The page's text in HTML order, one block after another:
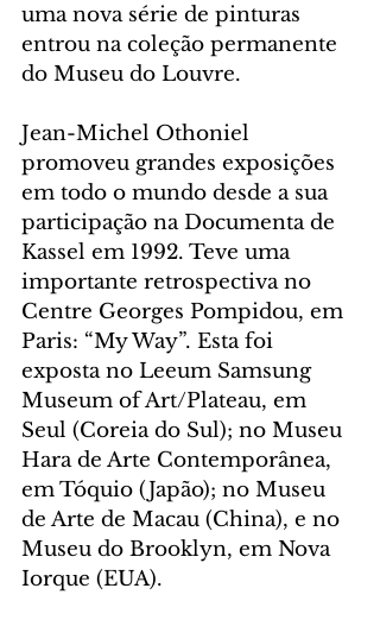
uma nova série de pinturas
entrou na coleção permanente
do Museu do Louvre.
Jean-Michel Othoniel
promoveu grandes exposições
em todo o mundo desde a sua
participação na Documenta de
Kassel em 1992. Teve uma
importante retrospectiva no
Centre Georges Pompidou, em
Paris: “My Way”. Esta foi
exposta no Leeum Samsung
Museum of Art/Plateau, em
Seul (Coreia do Sul); no Museu
Hara de Arte Contemporânea,
em Tóquio (Japão); no Museu
de Arte de Macau (China), e no
Museu do Brooklyn, em Nova
Iorque (EUA).